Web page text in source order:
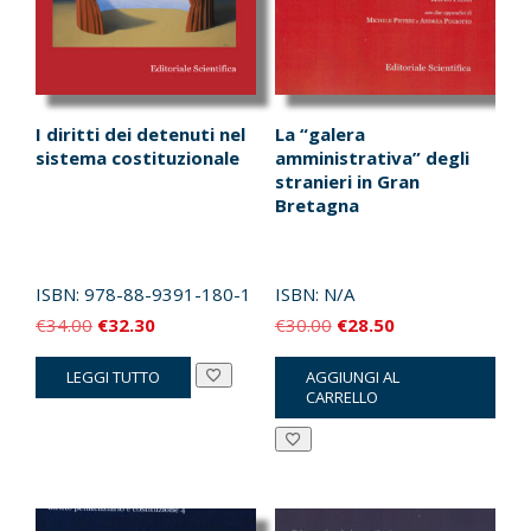
I diritti dei detenuti nel
sistema costituzionale
ISBN: 978-88-9391-180-1
€34.00 Il
prezzo
originale
€32.30Il
prezzo
attuale
LEGGI TUTTO
La “galera
amministrativa” degli
stranieri in Gran
Bretagna
ISBN: N/A
€30.00 Il
prezzo
originale
era:
€28.50Il
prezzo
attuale
è:
AGGIUNGI AL
CARRELLO